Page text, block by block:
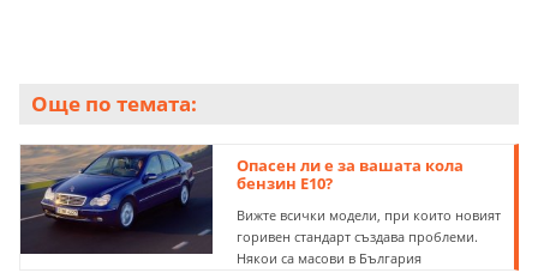
Още по темата:
Опасен ли е за вашата кола
бензин Е10?
Вижте всички модели, при които новият
горивен стандарт създава проблеми.
Някои са масови в България